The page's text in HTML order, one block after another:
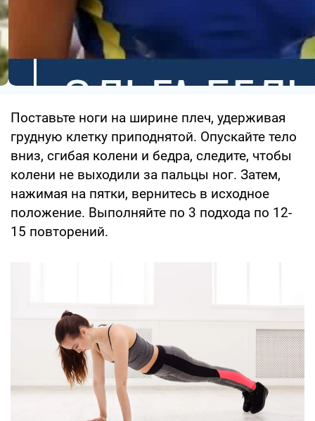
Поставьте ноги на ширине плеч, удерживая
грудную клетку приподнятой. Опускайте тело
вниз, сгибая колени и бедра, следите, чтобы
колени не выходили за пальцы ног. Затем,
нажимая на пятки, вернитесь в исходное
положение. Выполняйте по 3 подхода по 12-
15 повторений.